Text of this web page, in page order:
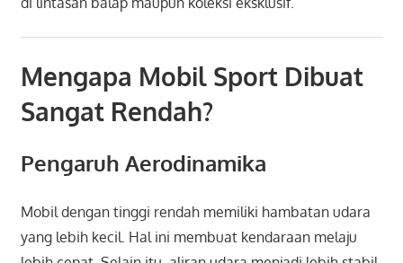
Mengapa Mobil Sport Dibuat
Sangat Rendah?
Pengaruh Aerodinamika
Mobil dengan tinggi rendah memiliki hambatan udara
yang lebih kecil. Hal ini membuat kendaraan melaju